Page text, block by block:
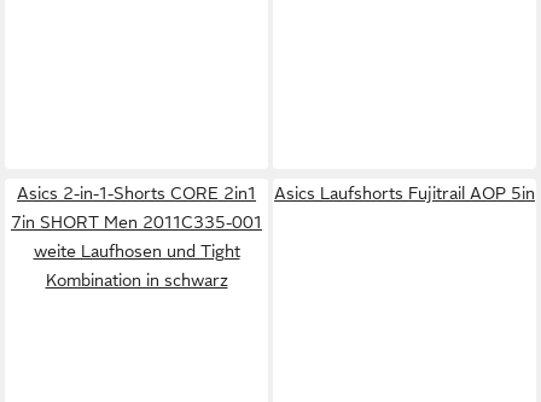
Asics 2-in-1-Shorts CORE 2in1
7in SHORT Men 2011C335-001
weite Laufhosen und Tight
Kombination in schwarz
Asics Laufshorts Fujitrail AOP 5in